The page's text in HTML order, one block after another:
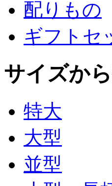
配りもの
ギフトセ
サイズか
特大
大型
並型